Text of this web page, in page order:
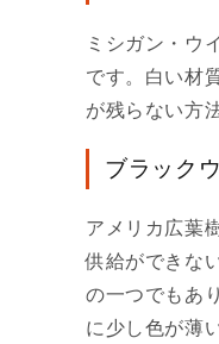
ミシガン・ウ
です。白い材
が残らない方
ブラック
アメリカ広葉
供給ができな
の一つでもあ
に少し色が薄